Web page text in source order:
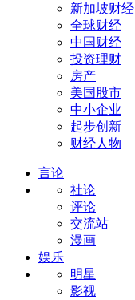
新加坡财经
全球财经
中国财经
投资理财
房产
美国股市
中小企业
起步创新
财经人物
言论
社论
评论
交流站
漫画
娱乐
明星
影视